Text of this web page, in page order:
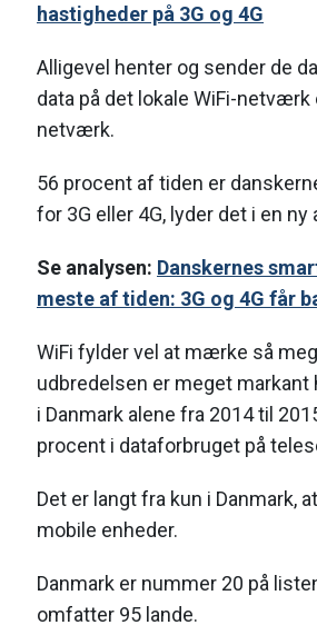
hastigheder på 3G og 4G
Alligevel henter og sender de
data på det lokale WiFi-
netværk.
56 procent af tiden er
for 3G eller 4G, lyder det i en ny
Se analysen: Danskernes
meste af tiden: 3G og 4G får
WiFi fylder vel at mærke så
udbredelsen er meget markant
i Danmark alene fra 2014 til
procent i dataforbruget på
Det er langt fra kun i Danmark,
mobile enheder.
Danmark er nummer 20 på
omfatter 95 lande.